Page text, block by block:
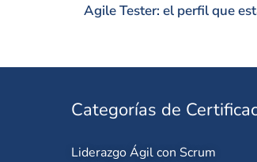
Agile Tester: el perfil que
Categorías de
Liderazgo Ágil con Scrum